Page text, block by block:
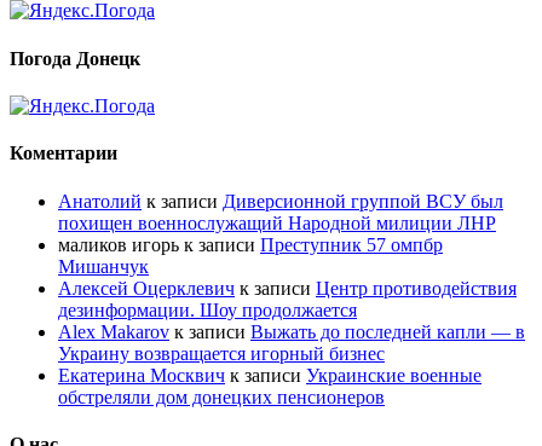
Погода Донецк
Коментарии
Анатолий к записи Диверсионной группой ВСУ был
похищен военнослужащий Народной милиции ЛНР
маликов игорь к записи Преступник 57 омпбр
Мишанчук
Алексей Оцерклевич к записи Центр противодействия
дезинформации. Шоу продолжается
Alex Makarov к записи Выжать до последней капли — в
Украину возвращается игорный бизнес
Екатерина Москвич к записи Украинские военные
обстреляли дом донецких пенсионеров